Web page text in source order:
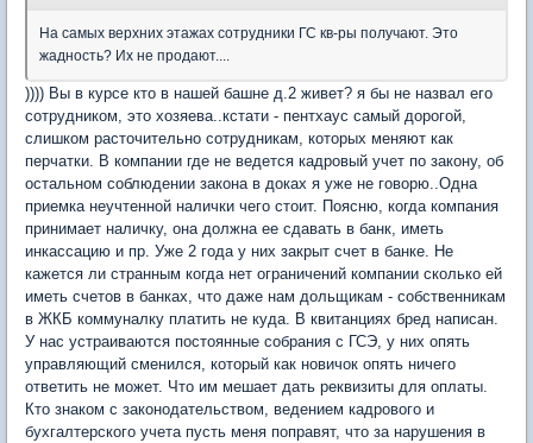
На самых верхних этажах сотрудники ГС кв-ры получают. Это
жадность? Их не продают....
)))) Вы в курсе кто в нашей башне д.2 живет? я бы не назвал его
сотрудником, это хозяева..кстати - пентхаус самый дорогой,
слишком расточительно сотрудникам, которых меняют как
перчатки. В компании где не ведется кадровый учет по закону, об
остальном соблюдении закона в доках я уже не говорю..Одна
приемка неучтенной налички чего стоит. Поясню, когда компания
принимает наличку, она должна ее сдавать в банк, иметь
инкассацию и пр. Уже 2 года у них закрыт счет в банке. Не
кажется ли странным когда нет ограничений компании сколько ей
иметь счетов в банках, что даже нам дольщикам - собственникам
в ЖКБ коммуналку платить не куда. В квитанциях бред написан.
У нас устраиваются постоянные собрания с ГСЭ, у них опять
управляющий сменился, который как новичок опять ничего
ответить не может. Что им мешает дать реквизиты для оплаты.
Кто знаком с законодательством, ведением кадрового и
бухгалтерского учета пусть меня поправят, что за нарушения в